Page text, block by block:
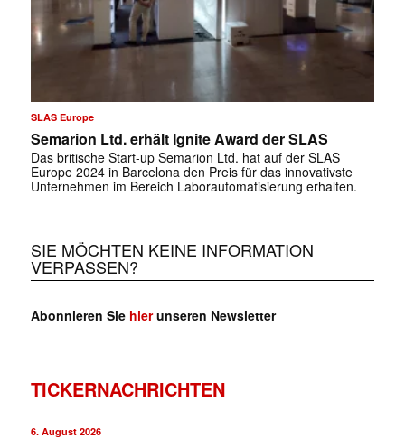
SLAS Europe
Semarion Ltd. erhält Ignite Award der SLAS
Das britische Start-up Semarion Ltd. hat auf der SLAS
Europe 2024 in Barcelona den Preis für das innovativste
Unternehmen im Bereich Laborautomatisierung erhalten.
SIE MÖCHTEN KEINE INFORMATION
VERPASSEN?
Abonnieren Sie hierunseren Newsletter
TICKERNACHRICHTEN
6. August 2026